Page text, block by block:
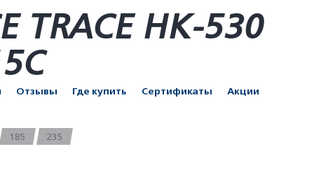
TRACE HK-530
Отзывы Где купить Сертификаты Акции
185 235